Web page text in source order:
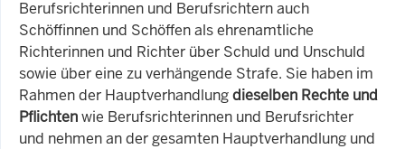
Berufsrichterinnen und Berufsrichtern auch
Schöffinnen und Schöffen als ehrenamtliche
Richterinnen und Richter über Schuld und Unschuld
sowie über eine zu verhängende Strafe. Sie haben im
Rahmen der Hauptverhandlungdieselben Rechte und
Pflichtenwie Berufsrichterinnen und Berufsrichter
und nehmen an der gesamten Hauptverhandlung und